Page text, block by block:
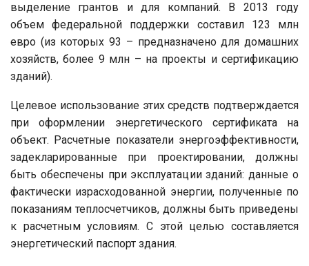
выделение грантов и для компаний. В 2013 году
объем федеральной поддержки составил 123 млн
евро (из которых 93 – предназначено для домашних
хозяйств, более 9 млн – на проекты и сертификацию
зданий).
Целевое использование этих средств подтверждается
при оформлении энергетического сертификата на
объект. Расчетные показатели энергоэффективности,
задекларированные при проектировании, должны
быть обеспечены при эксплуатации зданий: данные о
фактически израсходованной энергии, полученные по
показаниям теплосчетчиков, должны быть приведены
к расчетным условиям. С этой целью составляется
энергетический паспорт здания.